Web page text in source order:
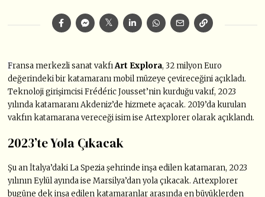
Fransa merkezli sanat vakfıArt Explora, 32 milyon Euro
değerindeki bir katamaranı mobil müzeye çevireceğini açıkladı.
Teknoloji girişimcisi Frédéric Jousset’nin kurduğu vakıf, 2023
yılında katamaranı Akdeniz’de hizmete açacak. 2019’da kurulan
vakfın katamarana vereceği isim ise Artexplorer olarak açıklandı.
2023’te Yola Çıkacak
Şu an İtalya’daki La Spezia şehrinde inşa edilen katamaran, 2023
yılının Eylül ayında ise Marsilya’dan yola çıkacak. Artexplorer
bugüne dek inşa edilen katamaranlar arasında en büyüklerden